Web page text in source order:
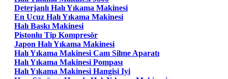
Deterjanlı Halı Yıkama Makinesi
En Ucuz Halı Yıkama Makinesi
Halı Baskı Makinesi
Pistonlu Tip Kompresör
Japon Halı Yıkama Makinesi
Halı Yıkama Makinesi Cam Silme Aparatı
Halı Yıkama Makinesi Pompası
Halı Yıkama Makinesi Hangisi Iyi